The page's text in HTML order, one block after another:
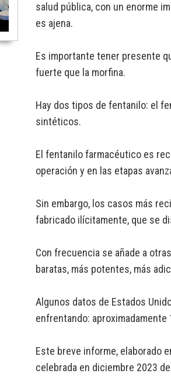
salud pública, con un enorme
es ajena.
Es importante tener presente
fuerte que la morfina.
Hay dos tipos de fentanilo: el
sintéticos.
El fentanilo farmacéutico es
operación y en las etapas
Sin embargo, los casos más
fabricado ilícitamente, que se
Con frecuencia se añade a
baratas, más potentes, más
Algunos datos de Estados
enfrentando:
Este breve informe, elaborado
celebrada en diciembre 2023